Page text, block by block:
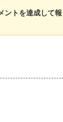
ントを達成して報